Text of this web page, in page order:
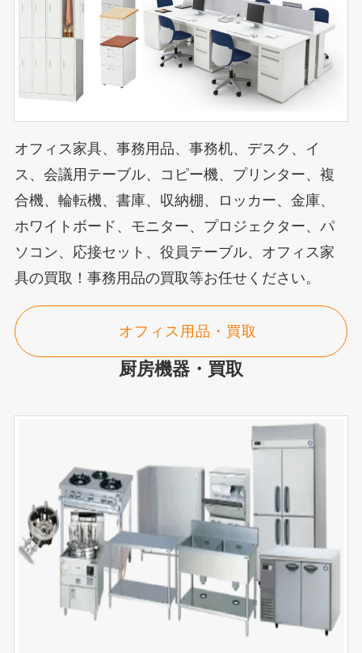
オフィス家具、事務用品、事務机、デスク、イ
ス、会議用テーブル、コピー機、プリンター、複
合機、輪転機、書庫、収納棚、ロッカー、金庫、
ホワイトボード、モニター、プロジェクター、パ
ソコン、応接セット、役員テーブル、オフィス家
具の買取！事務用品の買取等お任せください。
オフィス用品・買取
厨房機器・買取